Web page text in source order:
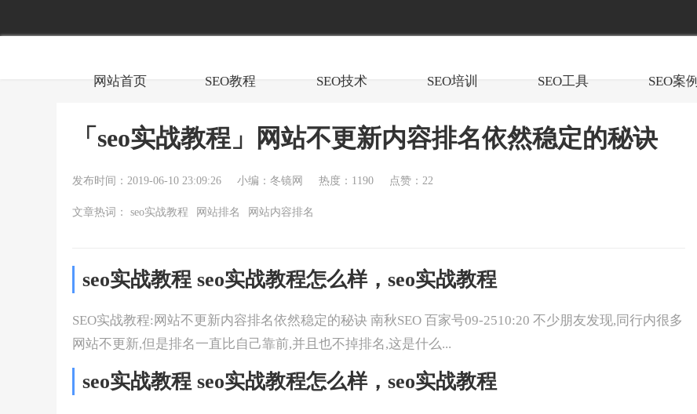
网站首页 SEO教程 SEO技术 SEO培训 SEO工具 SEO案例
「seo实战教程」网站不更新内容排名依然稳定的秘诀
发布时间：2019-06-10 23:09:26 小编：冬镜网 热度：1190 点赞：22
文章热词： seo实战教程 网站排名 网站内容排名
seo实战教程 seo实战教程怎么样，seo实战教程
SEO实战教程:网站不更新内容排名依然稳定的秘诀 南秋SEO 百家号09-2510:20 不少朋友发现,同行内很多
网站不更新,但是排名一直比自己靠前,并且也不掉排名,这是什么...
seo实战教程 seo实战教程怎么样，seo实战教程